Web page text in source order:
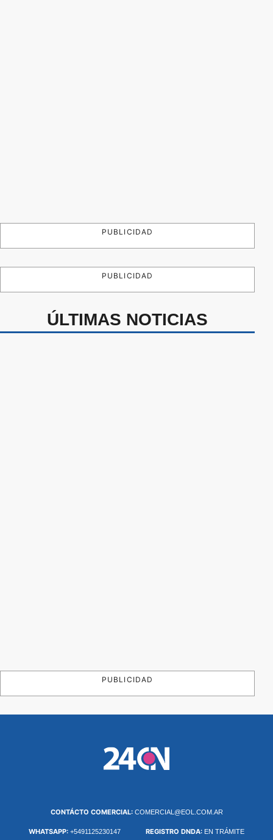
PUBLICIDAD
PUBLICIDAD
ÚLTIMAS NOTICIAS
PUBLICIDAD
CONTÁCTO COMERCIAL: COMERCIAL@EOL.COM.AR
WHATSAPP: +5491125230147 REGISTRO DNDA: EN TRÁMITE